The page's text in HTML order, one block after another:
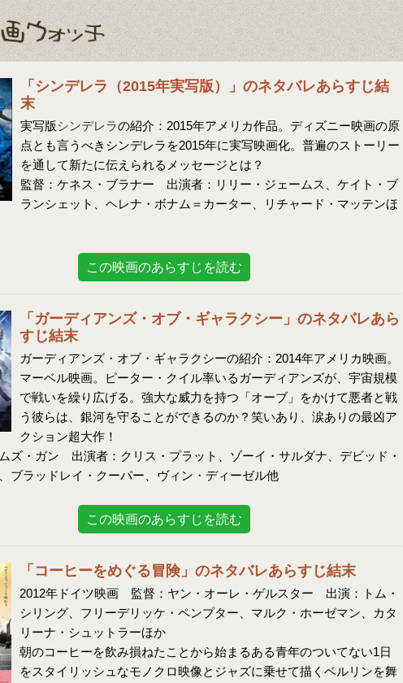
「シンデレラ（2015年実写版）」のネタバレあらすじ結
末
実写版シンデレラの紹介：2015年アメリカ作品。ディズニー映画の原
点とも言うべきシンデレラを2015年に実写映画化。普遍のストーリー
を通して新たに伝えられるメッセージとは？
監督：ケネス・ブラナー 出演者：リリー・ジェームス、ケイト・ブ
ランシェット、ヘレナ・ボナム＝カーター、リチャード・マッテンほ
この映画のあらすじを読む
「ガーディアンズ・オブ・ギャラクシー」のネタバレあら
すじ結末
ガーディアンズ・オブ・ギャラクシーの紹介：2014年アメリカ映画。
マーベル映画。ピーター・クイル率いるガーディアンズが、宇宙規模
で戦いを繰り広げる。強大な威力を持つ「オーブ」をかけて悪者と戦
う彼らは、銀河を守ることができるのか？笑いあり、涙ありの最凶ア
クション超大作！
ズ・ガン 出演者：クリス・プラット、ゾーイ・サルダナ、デビッド・
ブラッドレイ・クーパー、ヴィン・ディーゼル他
この映画のあらすじを読む
「コーヒーをめぐる冒険」のネタバレあらすじ結末
2012年ドイツ映画 監督：ヤン・オーレ・ゲルスター 出演：トム・
シリング、フリーデリッケ・ペンプター、マルク・ホーゼマン、カタ
リーナ・シュットラーほか
朝のコーヒーを飲み損ねたことから始まるある青年のついてない1日
をスタイリッシュなモノクロ映像とジャズに乗せて描くベルリンを舞